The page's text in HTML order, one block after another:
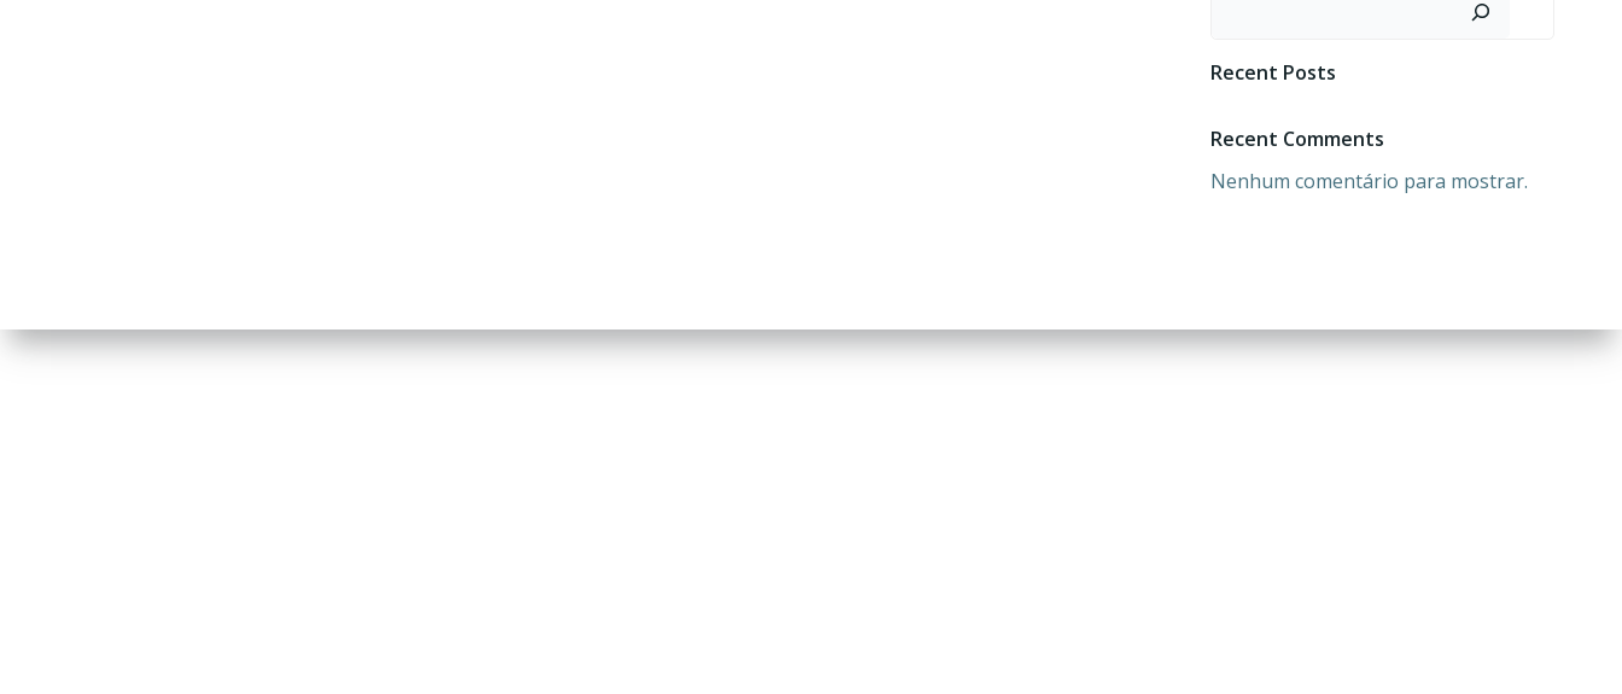
Recent Posts
Recent Comments
Nenhum comentário para mostrar.